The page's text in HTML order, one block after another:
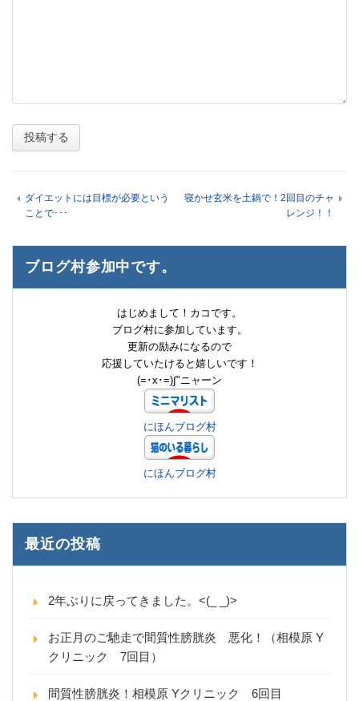
ダイエットには目標が必要という
ことで･･･
寝かせ玄米を土鍋で！2回目のチャ
レンジ！！
ブログ村参加中です。
はじめまして！カコです。
ブログ村に参加しています。
更新の励みになるので
応援していたけると嬉しいです！
(=･x･=)∫"ニャーン
にほんブログ村
にほんブログ村
最近の投稿
2年ぶりに戻ってきました。<(_ _)>
お正月のご馳走で間質性膀胱炎 悪化！（相模原 Y
クリニック 7回目）
間質性膀胱炎！相模原 Yクリニック 6回目